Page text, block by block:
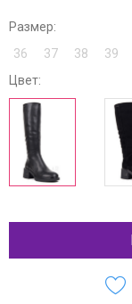
Размер:
36
37 38 39
Цвет: